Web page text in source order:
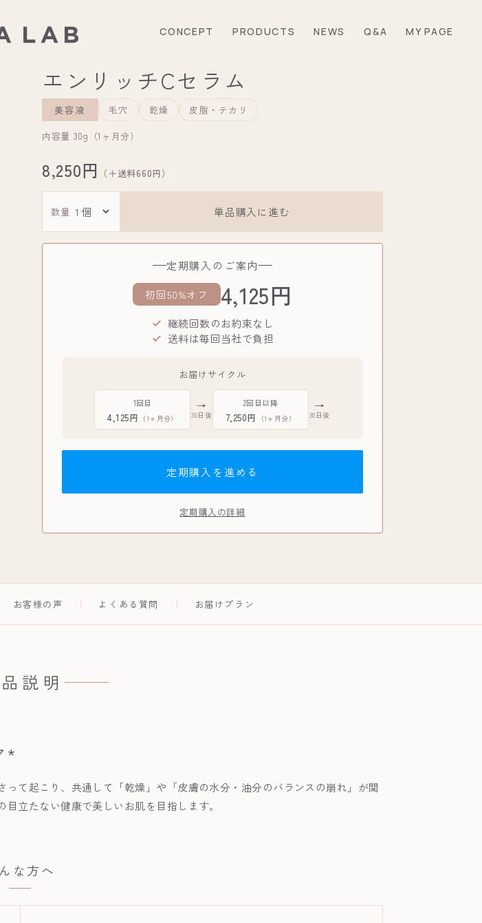
エンリッチCセラム
美容液 毛穴 乾燥
皮脂・テカリ
内容量 30g（1ヶ月分）
8,250円 （＋送料660円）
数量 単品購入に進む
定期購入のご案内
初回50%オフ
4,125円
継続回数のお約束なし
送料は毎回当社で負担
お届けサイクル
1回目
4,125円 （1ヶ月分）
→
30日後
2回目以降
7,250円 （1ヶ月分）
→
30日後
定期購入を進める
定期購入の詳細
お客様の声 よくある質問 お届けプラン
説明
*
て起こり、共通して「乾燥」や「皮膚の水分・油分のバランスの崩れ」が関
立たない健康で美しいお肌を目指します。
な方へ
CONCEPT PRODUCTS NEWS Q&A MY PAGE